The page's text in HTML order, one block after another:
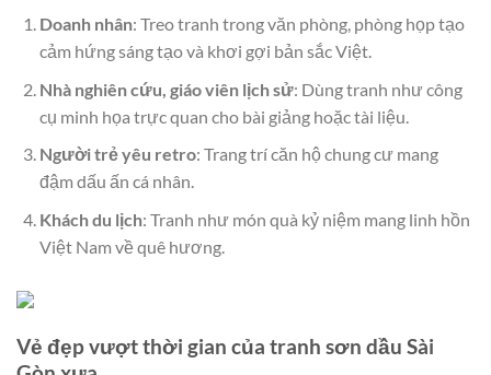
Doanh nhân: Treo tranh trong văn phòng, phòng họp tạo
cảm hứng sáng tạo và khơi gợi bản sắc Việt.
Nhà nghiên cứu, giáo viên lịch sử: Dùng tranh như công
cụ minh họa trực quan cho bài giảng hoặc tài liệu.
Người trẻ yêu retro: Trang trí căn hộ chung cư mang
đậm dấu ấn cá nhân.
Khách du lịch: Tranh như món quà kỷ niệm mang linh hồn
Việt Nam về quê hương.
Vẻ đẹp vượt thời gian của tranh sơn dầu Sài